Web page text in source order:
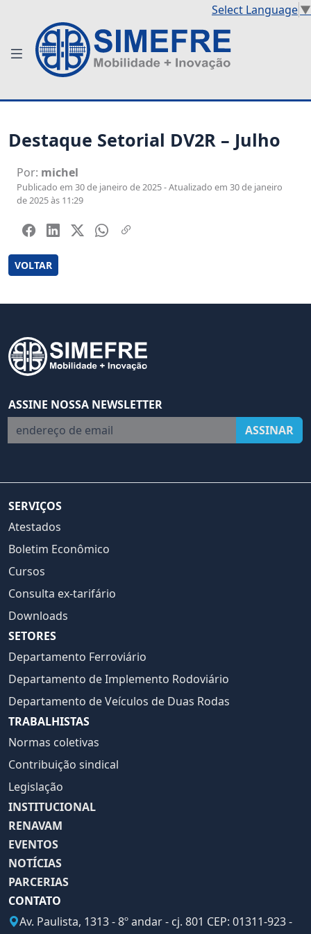
Select Language▼
Destaque Setorial DV2R – Julho
Por: michel
Publicado em 30 de janeiro de 2025 - Atualizado em 30 de janeiro
de 2025 às 11:29
VOLTAR
ASSINE NOSSA NEWSLETTER
endereço de email
ASSINAR
SERVIÇOS
Atestados
Boletim Econômico
Cursos
Consulta ex-tarifário
Downloads
SETORES
Departamento Ferroviário
Departamento de Implemento Rodoviário
Departamento de Veículos de Duas Rodas
TRABALHISTAS
Normas coletivas
Contribuição sindical
Legislação
INSTITUCIONAL
RENAVAM
EVENTOS
NOTÍCIAS
PARCERIAS
CONTATO
Av. Paulista, 1313 - 8º andar - cj. 801 CEP: 01311-923 -